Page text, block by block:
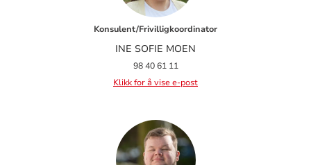
Happening (Open møteplass):
Konsulent/Frivilligkoordinator
INE SOFIE MOEN
98 40 61 11
Klikk for å vise e-post